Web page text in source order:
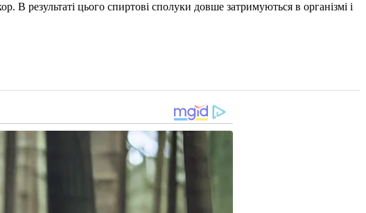
В результаті цього спиртові сполуки довше затримуються в організмі і